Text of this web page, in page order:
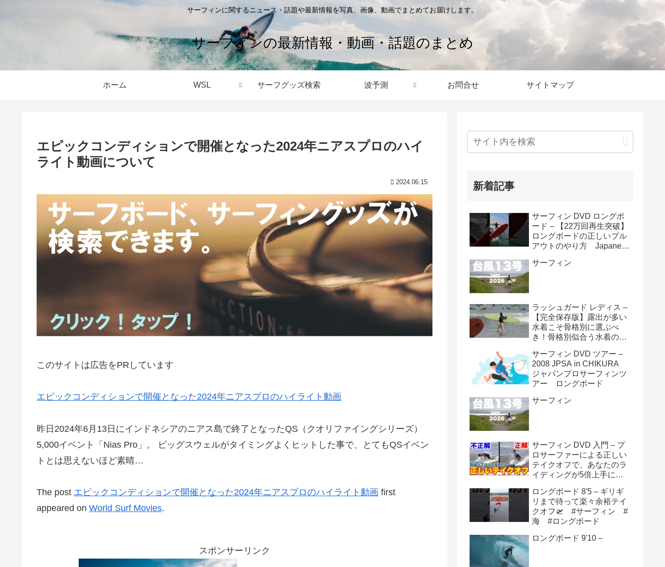
サーフィンに関するニュース・話題や最新情報を写真、画像、動画でまとめてお届けします。
サーフィンの最新情報・動画・話題のまとめ
ホーム WSL サーフグッズ検索 波予測 お問合せ サイトマップ
エピックコンディションで開催となった2024年ニアスプロのハイ
ライト動画について
2024.06.15
このサイトは広告をPRしています
エピックコンディションで開催となった2024年ニアスプロのハイライト動画
昨日2024年6月13日にインドネシアのニアス島で終了となったQS（クオリファイングシリーズ）
5,000イベント「Nias Pro」。 ビッグスウェルがタイミングよくヒットした事で、とてもQSイベン
トとは思えないほど素晴…
The post エピックコンディションで開催となった2024年ニアスプロのハイライト動画 first
appeared on World Surf Movies.
スポンサーリンク
新着記事
サーフィン DVD ロングボ
ード – 【22万回再生突破】
ロングボードの正しいプル
アウトのやり方 Japanese
ロングボード #shorts
サーフィン
ラッシュガード レディス –
【完全保存版】露出が多い
水着こそ骨格別に選ぶべ
き！骨格別似合う水着の選
サーフィン DVD ツアー –
2008 JPSA in CHIKURA
ジャパンプロサーフィンツ
アー ロングボード
サーフィン
サーフィン DVD 入門 – プ
ロサーファーによる正しい
テイクオフで、あなたのラ
イディングが5倍上手にな
ロングボード 8'5 – ギリギ
リまで待って楽々余裕テイ
クオフ🛫 #サーフィン #
海 #ロングボード
ロングボード 9'10 –